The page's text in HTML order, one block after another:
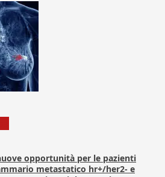
opportunità per le pazienti
metastatico hr+/her2- e